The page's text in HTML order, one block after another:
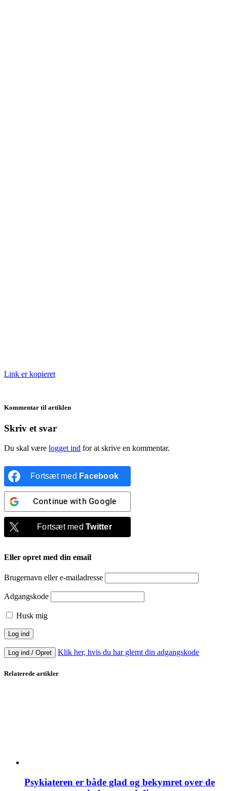
Link er kopieret
Kommentar til artiklen
Skriv et svar
Du skal være logget ind for at skrive en kommentar.
Fortsæt med Facebook
Continue with Google
Fortsæt medTwitter
Eller opret med din email
Brugernavn eller e-mailadresse
Adgangskode
Husk mig
Log ind / Opret Klik her, hvis du har glemt din adgangskode
Relaterede artikler
Psykiateren er både glad og bekymret over de